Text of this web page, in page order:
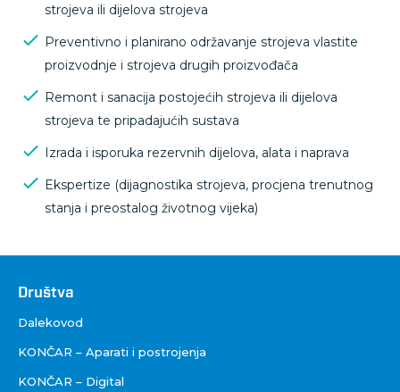
strojeva ili dijelova strojeva
Preventivno i planirano održavanje strojeva vlastite
proizvodnje i strojeva drugih proizvođača
Remont i sanacija postojećih strojeva ili dijelova
strojeva te pripadajućih sustava
Izrada i isporuka rezervnih dijelova, alata i naprava
Ekspertize (dijagnostika strojeva, procjena trenutnog
stanja i preostalog životnog vijeka)
Društva
Društva
Dalekovod
KONČAR – Aparati i postrojenja
KONČAR – Digital